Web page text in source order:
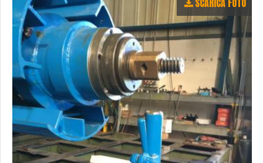
SCARICA FOTO